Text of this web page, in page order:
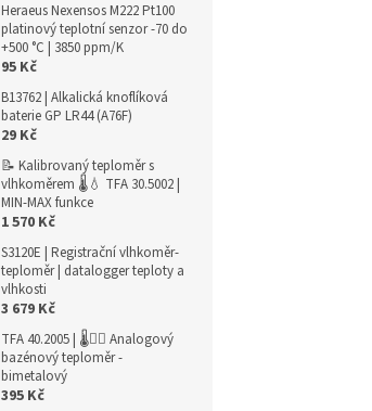
Heraeus Nexensos M222 Pt100
platinový teplotní senzor -70 do
+500 °C | 3850 ppm/K
95 Kč
B13762 | Alkalická knoflíková
baterie GP LR44 (A76F)
29 Kč
📝 Kalibrovaný teploměr s
vlhkoměrem 🌡️💧 TFA 30.5002 |
MIN-MAX funkce
1 570 Kč
S3120E | Registrační vlhkoměr-
teploměr | datalogger teploty a
vlhkosti
3 679 Kč
TFA 40.2005 | 🌡️🏊‍♀️ Analogový
bazénový teploměr -
bimetalový
395 Kč